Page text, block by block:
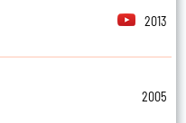
2013
2005